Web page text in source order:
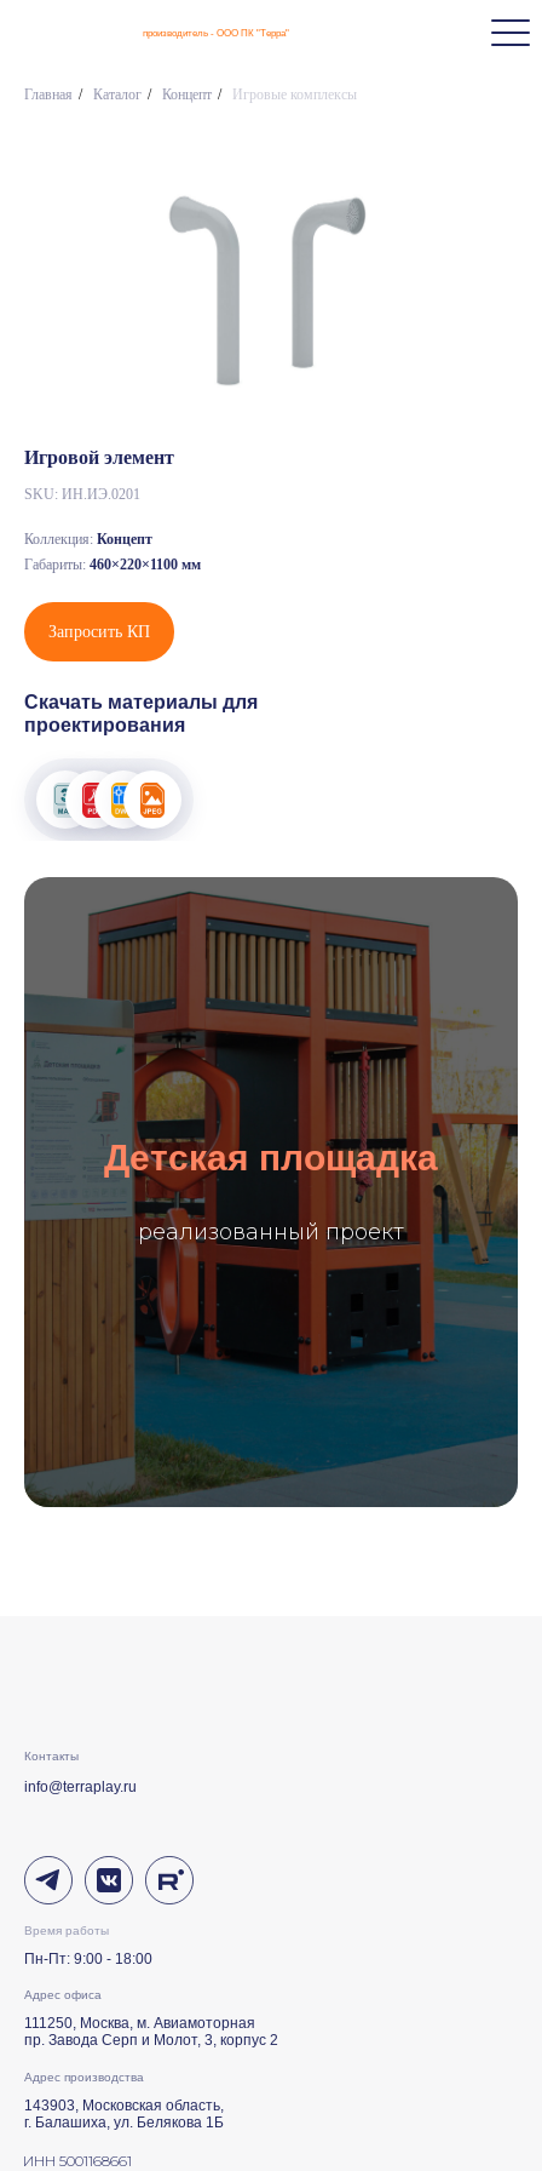
производитель - ООО ПК "Терра"
Главная / Каталог / Концепт / Игровые комплексы
Игровой элемент
SKU: ИН.ИЭ.0201
Коллекция: Концепт
Габариты: 460×220×1100 мм
Запросить КП
Скачать материалы для
проектирования
Детская площадка
реализованный проект
info@terraplay.ru
Контакты
Пн-Пт: 9:00 - 18:00
Время работы
Адрес офиса
111250, Москва, м. Авиамоторная
пр. Завода Серп и Молот, 3, корпус 2
ИНН 5001168661
Адрес производства
143903, Московская область,
г. Балашиха, ул. Белякова 1Б